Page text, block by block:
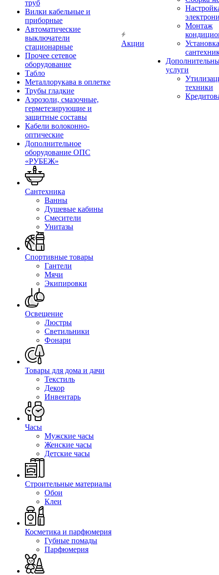
труб
Вилки кабельные и
приборные
Автоматические
выключатели
стационарные
Прочее сетевое
оборудование
Табло
Металлорукава в оплетке
Трубы гладкие
Аэрозоли, смазочные,
герметезирующие и
защитные составы
Кабели волоконно-
оптические
Дополнительное
оборудование ОПС
«РУБЕЖ»
Сантехника
Ванны
Душевые кабины
Смесители
Унитазы
Спортивные товары
Гантели
Мячи
Экипировки
Освещение
Люстры
Светильники
Фонари
Товары для дома и дачи
Текстиль
Декор
Инвентарь
Часы
Мужские часы
Женские часы
Детские часы
Строительные материалы
Обои
Клеи
Косметика и парфюмерия
Губные помады
Парфюмерия
Акции
Монтаж
Установка
услуги
техники